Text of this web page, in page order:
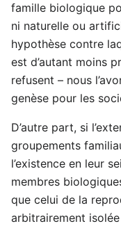
famille biologique
ni naturelle ou
hypothèse contre
est d’autant moins
refusent – nous
genèse pour les
D’autre part, si
groupements
l’existence en leur
membres
que celui de la
arbitrairement